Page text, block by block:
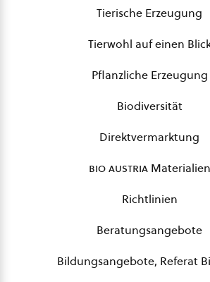
Tierische Erzeugung
Tierwohl auf einen
Pflanzliche Erzeugung
Biodiversität
Direktvermarktung
bio austriaMaterialien
Richtlinien
Beratungsangebote
Bildungsangebote, Referat